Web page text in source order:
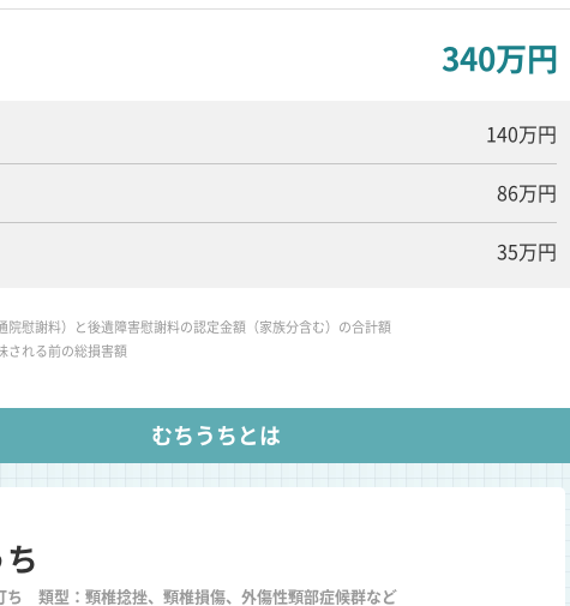
340万円
140万円
86万円
35万円
慰謝料）と後遺障害慰謝料の認定金額（家族分含む）の合計額
される前の総損害額
むちうちとは
ち 類型：頸椎捻挫、頸椎損傷、外傷性頸部症候群など